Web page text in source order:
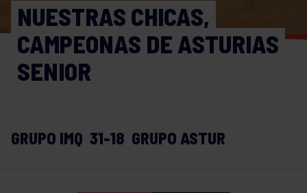
NUESTRAS CHICAS,
CAMPEONAS DE ASTURIAS
SENIOR
GRUPO IMQ 31-18 GRUPO ASTUR